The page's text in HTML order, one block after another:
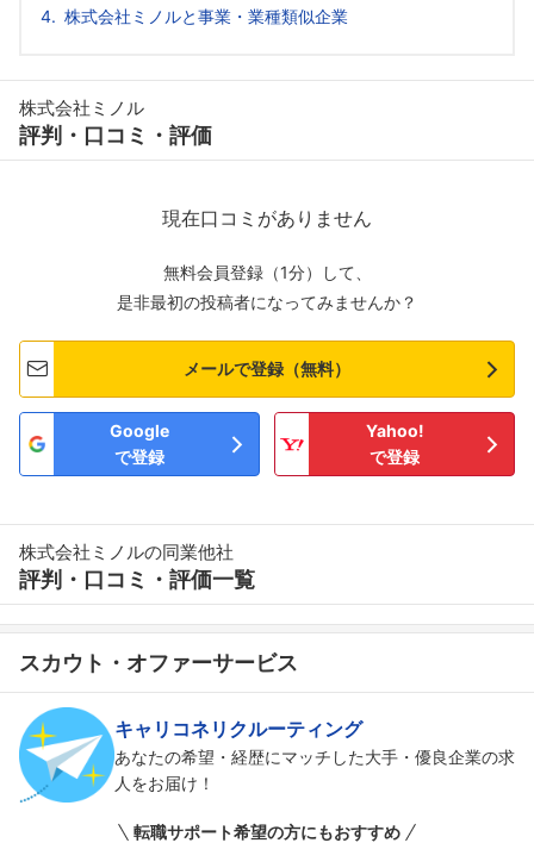
株式会社ミノルと事業・業種類似企業
株式会社ミノル
評判・口コミ・評価
現在口コミがありません
無料会員登録（1分）して、
是非最初の投稿者になってみませんか？
メールで登録（無料）
Google
で登録
Yahoo!
で登録
株式会社ミノルの同業他社
評判・口コミ・評価一覧
スカウト・オファーサービス
キャリコネリクルーティング
あなたの希望・経歴にマッチした大手・優良企業の求
人をお届け！
転職サポート希望の方にもおすすめ